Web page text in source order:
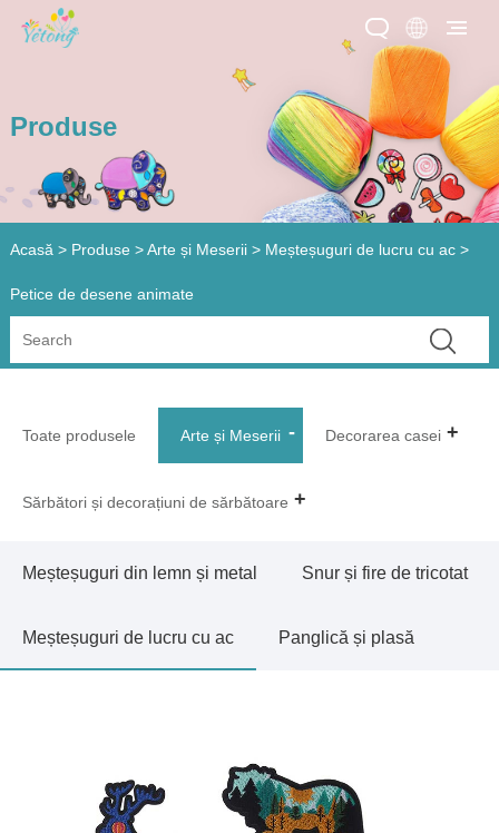
Produse
Acasă > Produse>Arte și Meserii> Meșteșuguri de lucru cu ac>
Petice de desene animate
Toate produsele Arte și Meserii Decorarea casei
Sărbători și decorațiuni de sărbătoare
Meșteșuguri din lemn și metal Snur și fire de tricotat
Meșteșuguri de lucru cu ac Panglică și plasă